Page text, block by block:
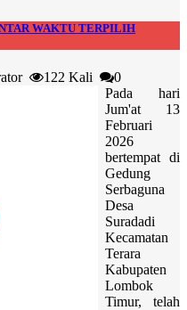
WAKTU TERPILIH
122 Kali
0
Pada hari
Jum'at 13
Februari
2026
bertempat di
Gedung
Serbaguna
Desa
Suradadi
Kecamatan
Terara
Kabupaten
Lombok
Timur, telah